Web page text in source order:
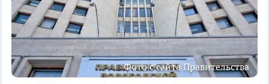
Фото с сайта Правительства